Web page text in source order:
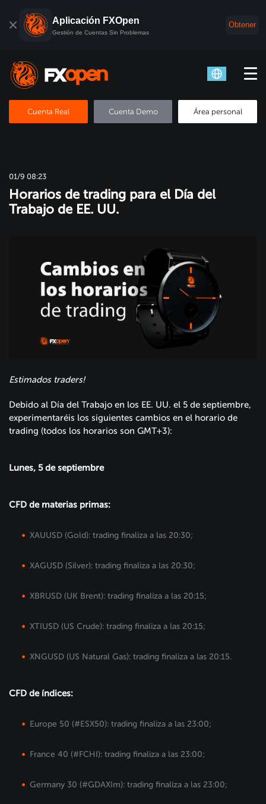
Aplicación FXOpen
Gestión de Cuentas Sin Problemas
Obtener
Cuenta Real Cuenta Demo Área personal
01/9 08:23
Horarios de trading para el Día del
Trabajo de EE. UU.
Estimados traders!
Debido al Día del Trabajo en los EE. UU. el 5 de septiembre,
experimentaréis los siguientes cambios en el horario de
trading (todos los horarios son GMT+3):
Lunes, 5 de septiembre
CFD de materias primas:
XAUUSD (Gold): trading finaliza a las 20:30;
XAGUSD (Silver): trading finaliza a las 20:30;
XBRUSD (UK Brent): trading finaliza a las 20:15;
XTIUSD (US Crude): trading finaliza a las 20:15;
XNGUSD (US Natural Gas): trading finaliza a las 20:15.
CFD de índices:
Europe 50 (#ESX50): trading finaliza a las 23:00;
France 40 (#FCHI): trading finaliza a las 23:00;
Germany 30 (#GDAXIm): trading finaliza a las 23:00;